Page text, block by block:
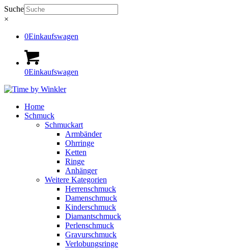
Suche
×
0Einkaufswagen
0Einkaufswagen
Home
Schmuck
Schmuckart
Armbänder
Ohrringe
Ketten
Ringe
Anhänger
Weitere Kategorien
Herrenschmuck
Damenschmuck
Kinderschmuck
Diamantschmuck
Perlenschmuck
Gravurschmuck
Verlobungsringe